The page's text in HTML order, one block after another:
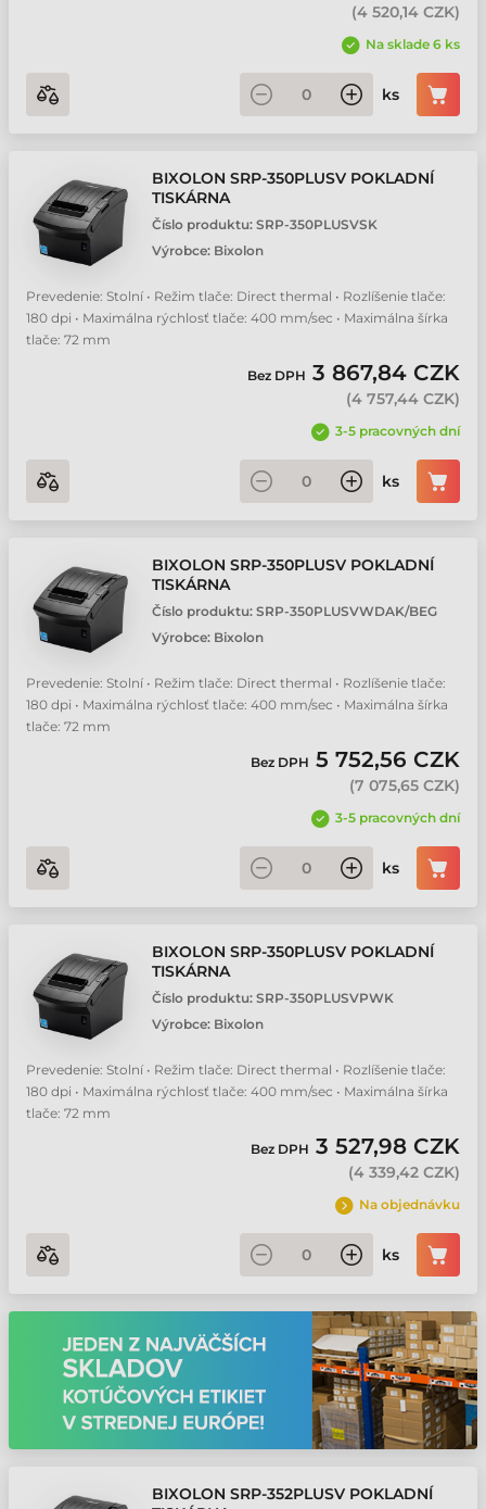
(4 520,14 CZK)
Na sklade 6 ks
ks
BIXOLON SRP-350PLUSV POKLADNÍ
TISKÁRNA
Číslo produktu: SRP-350PLUSVSK
Výrobce: Bixolon
Prevedenie: Stolní • Režim tlače: Direct thermal • Rozlíšenie tlače:
180 dpi • Maximálna rýchlosť tlače: 400 mm/sec • Maximálna šírka
tlače: 72 mm
Bez DPH 3 867,84 CZK
(4 757,44 CZK)
3-5 pracovných dní
ks
BIXOLON SRP-350PLUSV POKLADNÍ
TISKÁRNA
Číslo produktu: SRP-350PLUSVWDAK/BEG
Výrobce: Bixolon
Prevedenie: Stolní • Režim tlače: Direct thermal • Rozlíšenie tlače:
180 dpi • Maximálna rýchlosť tlače: 400 mm/sec • Maximálna šírka
tlače: 72 mm
Bez DPH 5 752,56 CZK
(7 075,65 CZK)
3-5 pracovných dní
ks
BIXOLON SRP-350PLUSV POKLADNÍ
TISKÁRNA
Číslo produktu: SRP-350PLUSVPWK
Výrobce: Bixolon
Prevedenie: Stolní • Režim tlače: Direct thermal • Rozlíšenie tlače:
180 dpi • Maximálna rýchlosť tlače: 400 mm/sec • Maximálna šírka
tlače: 72 mm
Bez DPH 3 527,98 CZK
(4 339,42 CZK)
Na objednávku
ks
BIXOLON SRP-352PLUSV POKLADNÍ